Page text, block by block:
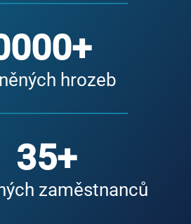
hrozeb
35+
zaměstnanců